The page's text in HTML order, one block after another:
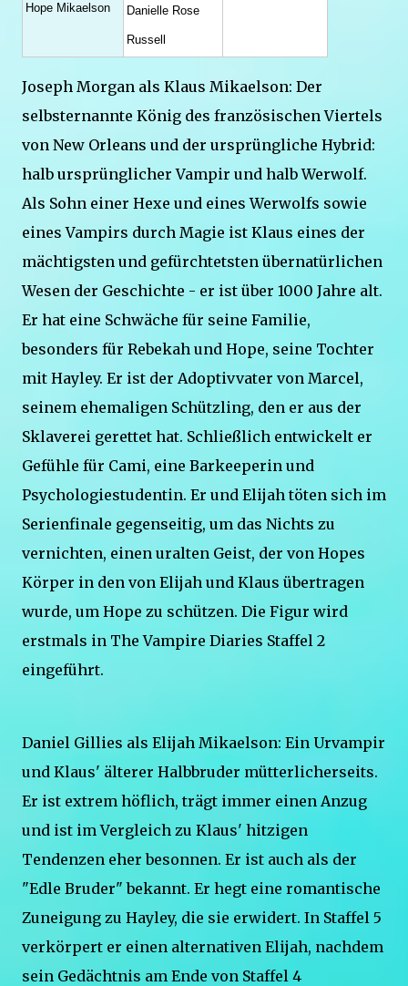
Hope Mikaelson Danielle Rose
Russell
Joseph Morgan als Klaus Mikaelson: Der
selbsternannte König des französischen Viertels
von New Orleans und der ursprüngliche Hybrid:
halb ursprünglicher Vampir und halb Werwolf.
Als Sohn einer Hexe und eines Werwolfs sowie
eines Vampirs durch Magie ist Klaus eines der
mächtigsten und gefürchtetsten übernatürlichen
Wesen der Geschichte - er ist über 1000 Jahre alt.
Er hat eine Schwäche für seine Familie,
besonders für Rebekah und Hope, seine Tochter
mit Hayley. Er ist der Adoptivvater von Marcel,
seinem ehemaligen Schützling, den er aus der
Sklaverei gerettet hat. Schließlich entwickelt er
Gefühle für Cami, eine Barkeeperin und
Psychologiestudentin. Er und Elijah töten sich im
Serienfinale gegenseitig, um das Nichts zu
vernichten, einen uralten Geist, der von Hopes
Körper in den von Elijah und Klaus übertragen
wurde, um Hope zu schützen. Die Figur wird
erstmals in The Vampire Diaries Staffel 2
eingeführt.
Daniel Gillies als Elijah Mikaelson: Ein Urvampir
und Klaus' älterer Halbbruder mütterlicherseits.
Er ist extrem höflich, trägt immer einen Anzug
und ist im Vergleich zu Klaus' hitzigen
Tendenzen eher besonnen. Er ist auch als der
"Edle Bruder" bekannt. Er hegt eine romantische
Zuneigung zu Hayley, die sie erwidert. In Staffel 5
verkörpert er einen alternativen Elijah, nachdem
sein Gedächtnis am Ende von Staffel 4